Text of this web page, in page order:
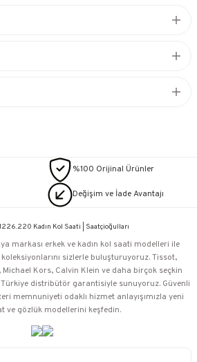
%100 Orijinal Ürünler
Değişim ve İade Avantajı
markası erkek ve kadın kol saati modelleri ile
sizlerle buluşturuyoruz. Tissot,
Kors, Calvin Klein ve daha birçok seçkin
distribütör garantisiyle sunuyoruz. Güvenli
memnuniyeti odaklı hizmet anlayışımızla yeni
ve gözlük modellerini keşfedin.